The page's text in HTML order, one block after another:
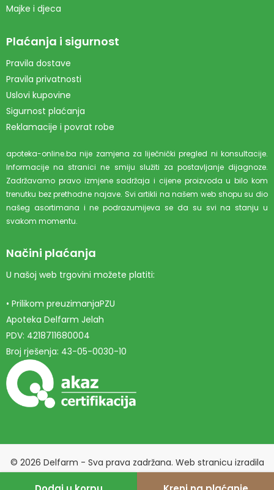
Majke i djeca
Plaćanja i sigurnost
Pravila dostave
Pravila privatnosti
Uslovi kupovine
Sigurnost plaćanja
Reklamacije i povrat robe
apoteka-online.ba nije zamjena za liječnički pregled ni konsultacije.
Informacije na stranici ne smiju služiti za postavljanje dijagnoze.
Zadržavamo pravo izmjene sadržaja i cijene proizvoda u bilo kom
trenutku bez prethodne najave. Svi artikli na našem web shopu su dio
našeg asortimana i ne podrazumijeva se da su svi na stanju u
svakom momentu.
Načini plaćanja
U našoj web trgovini možete platiti:
• Prilikom preuzimanjaPZU
Apoteka Delfarm Jelah
PDV: 4218711680004
Broj rješenja: 43-05-0030-10
© 2026 Delfarm - Sva prava zadržana. Web stranicu izradila